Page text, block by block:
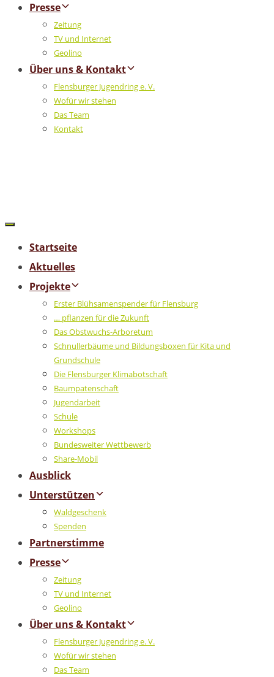
Presse
Zeitung
TV und Internet
Geolino
Über uns & Kontakt
Flensburger Jugendring e. V.
Wofür wir stehen
Das Team
Kontakt
Startseite
Aktuelles
Projekte
Erster Blühsamenspender für Flensburg
… pflanzen für die Zukunft
Das Obstwuchs-Arboretum
Schnullerbäume und Bildungsboxen für Kita und
Grundschule
Die Flensburger Klimabotschaft
Baumpatenschaft
Jugendarbeit
Schule
Workshops
Bundesweiter Wettbewerb
Share-Mobil
Ausblick
Unterstützen
Waldgeschenk
Spenden
Partnerstimme
Presse
Zeitung
TV und Internet
Geolino
Über uns & Kontakt
Flensburger Jugendring e. V.
Wofür wir stehen
Das Team